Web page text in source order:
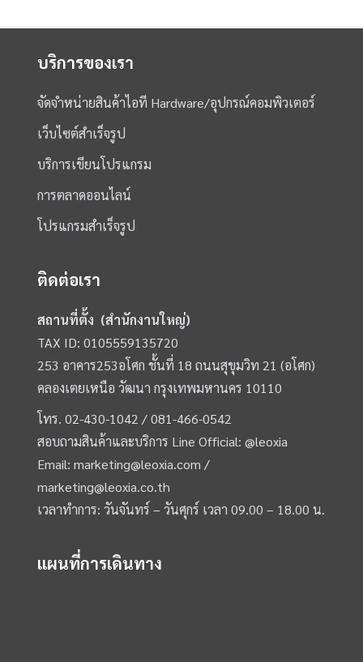
บริการของเรา
จัดจำหน่ายสินค้าไอที Hardware/อุปกรณ์คอมพิวเตอร์
เว็บไซต์สำเร็จรูป
บริการเขียนโปรแกรม
การตลาดออนไลน์
โปรแกรมสำเร็จรูป
ติดต่อเรา
สถานที่ตั้ง (สำนักงานใหญ่)
TAX ID: 0105559135720
253 อาคาร253อโศก ชั้นที่ 18 ถนนสุขุมวิท 21 (อโศก)
คลองเตยเหนือ วัฒนา กรุงเทพมหานคร 10110
โทร.02-430-1042 /081-466-0542
สอบถามสินค้าและบริการ Line Official:@leoxia
Email:marketing@leoxia.com /
marketing@leoxia.co.th
เวลาทำการ: วันจันทร์ – วันศุกร์ เวลา 09.00 – 18.00 น.
แผนที่การเดินทาง